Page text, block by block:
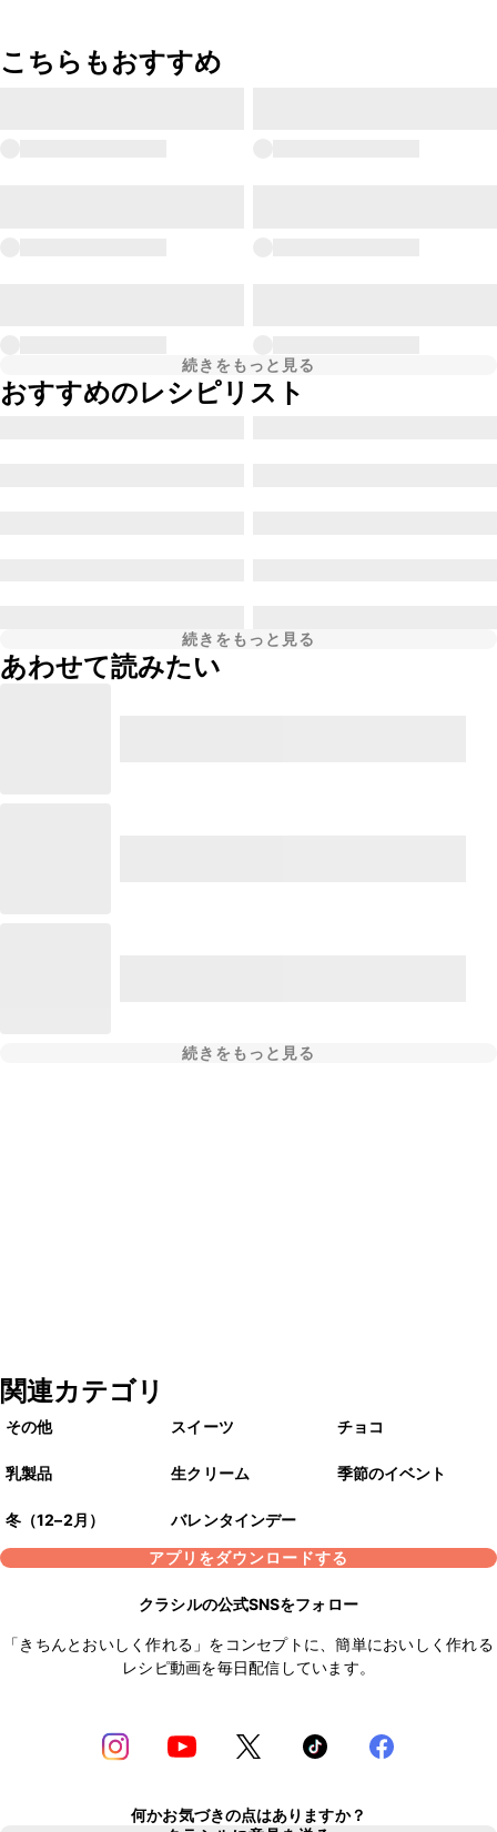
こちらもおすすめ
続きをもっと見る
おすすめのレシピリスト
続きをもっと見る
あわせて読みたい
続きをもっと見る
関連カテゴリ
その他 スイーツ チョコ
乳製品 生クリーム 季節のイベント
冬（12–2月）
バレンタインデー
アプリをダウンロードする
クラシルの公式SNSをフォロー
「きちんとおいしく作れる」をコンセプトに、簡単においしく作れる
レシピ動画を毎日配信しています。
何かお気づきの点はありますか？